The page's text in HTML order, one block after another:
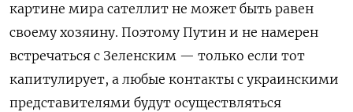
картине мира сателлит не может быть равен
своему хозяину. Поэтому Путин и не намерен
встречаться с Зеленским — только если тот
капитулирует, а любые контакты с украинскими
представителями будут осуществляться